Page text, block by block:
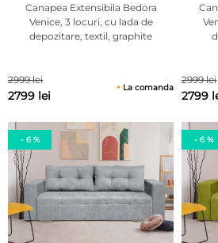
Canapea Extensibila Bedora
Venice, 3 locuri, cu lada de
depozitare, textil, graphite
2999 lei
2799 lei
La comanda
2999 lei
2799
- 6 % - 6 %